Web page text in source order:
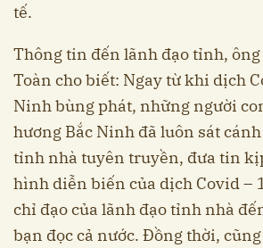
tế.
Thông tin đến lãnh đạo tỉnh,
Toàn cho biết: Ngay từ khi dịch
Ninh bùng phát, những người
hương Bắc Ninh đã luôn sát
tỉnh nhà tuyên truyền, đưa tin
hình diễn biến của dịch Covid –
chỉ đạo của lãnh đạo tỉnh nhà
bạn đọc cả nước. Đồng thời,